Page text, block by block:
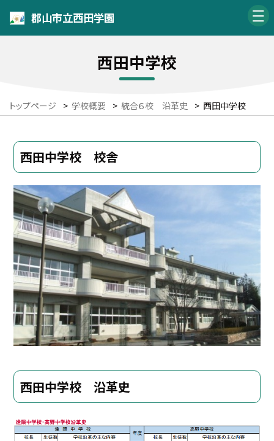
郡山市立西田学園
西田中学校
トップページ > 学校概要 > 統合６校 沿革史 > 西田中学校
西田中学校 校舎
西田中学校 沿革史